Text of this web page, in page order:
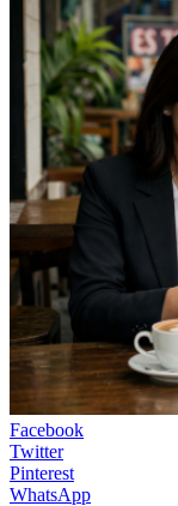
Facebook
Twitter
Pinterest
WhatsApp